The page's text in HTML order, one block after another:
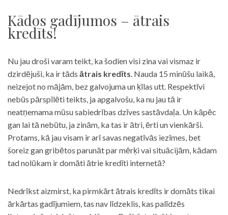
Kādos gadījumos – ātrais
kredīts!
Nu jau droši varam teikt, ka šodien visi zina vai vismaz ir
dzirdējuši, ka ir tāds ātrais kredīts. Nauda 15 minūšu laikā,
neizejot no mājām, bez galvojuma un ķīlas utt. Respektīvi
nebūs pārspīlēti teikts, ja apgalvošu, ka nu jau tā ir
neatņemama mūsu sabiedrības dzīves sastāvdaļa. Un kāpēc
gan lai tā nebūtu, ja zinām, ka tas ir ātri, ērti un vienkārši.
Protams, kā jau visam ir arī savas negatīvās iezīmes, bet
šoreiz gan gribētos parunāt par mērķi vai situācijām, kādam
tad nolūkam ir domāti ātrie kredīti internetā?
Nedrīkst aizmirst, ka pirmkārt ātrais kredīts ir domāts tikai
ārkārtas gadījumiem, tas nav līdzeklis, kas palīdzēs